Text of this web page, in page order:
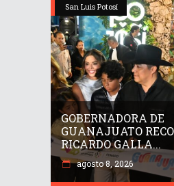
San Luis Potosí
GOBERNADORA DE
GUANAJUATO
RICARDO GALLA...
agosto 8, 2026